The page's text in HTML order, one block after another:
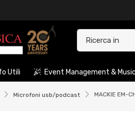
Utili Event Management &
Microfoni usb/podcast MACKIE EM-